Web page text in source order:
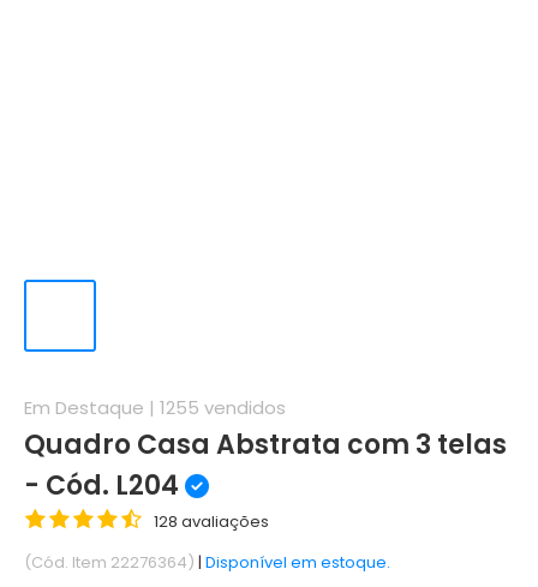
Em Destaque | 1255 vendidos
Quadro Casa Abstrata com 3 telas
- Cód. L204
128 avaliações
(Cód. Item 22276364) | Disponível em estoque.